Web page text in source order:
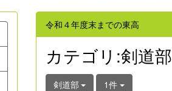
令和４年度末までの東高
カテゴリ:剣道部
剣道部 1件